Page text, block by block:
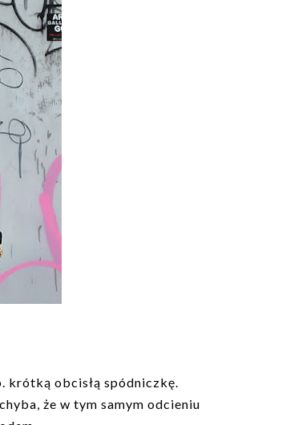
krótką obcisłą spódniczkę.
że w tym samym odcieniu